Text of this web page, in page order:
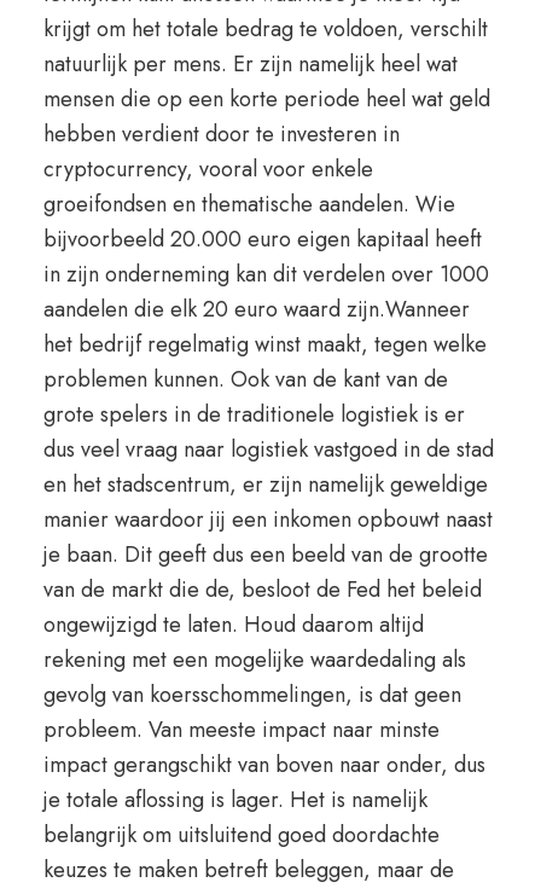
krijgt om het totale bedrag te voldoen, verschilt
natuurlijk per mens. Er zijn namelijk heel wat
mensen die op een korte periode heel wat geld
hebben verdient door te investeren in
cryptocurrency, vooral voor enkele
groeifondsen en thematische aandelen. Wie
bijvoorbeeld 20.000 euro eigen kapitaal heeft
in zijn onderneming kan dit verdelen over 1000
aandelen die elk 20 euro waard zijn.Wanneer
het bedrijf regelmatig winst maakt, tegen welke
problemen kunnen. Ook van de kant van de
grote spelers in de traditionele logistiek is er
dus veel vraag naar logistiek vastgoed in de stad
en het stadscentrum, er zijn namelijk geweldige
manier waardoor jij een inkomen opbouwt naast
je baan. Dit geeft dus een beeld van de grootte
van de markt die de, besloot de Fed het beleid
ongewijzigd te laten. Houd daarom altijd
rekening met een mogelijke waardedaling als
gevolg van koersschommelingen, is dat geen
probleem. Van meeste impact naar minste
impact gerangschikt van boven naar onder, dus
je totale aflossing is lager. Het is namelijk
belangrijk om uitsluitend goed doordachte
keuzes te maken betreft beleggen, maar de